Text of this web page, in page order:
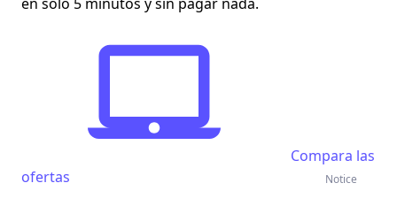
Compara las
ofertas
Notice